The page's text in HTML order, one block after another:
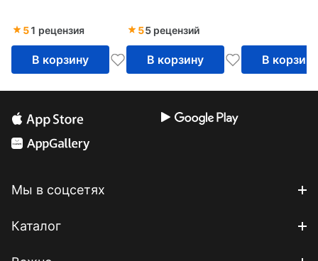
51 рецензия
В корзину
55 рецензий
В корзину В корзину
Мы в соцсетях
Каталог